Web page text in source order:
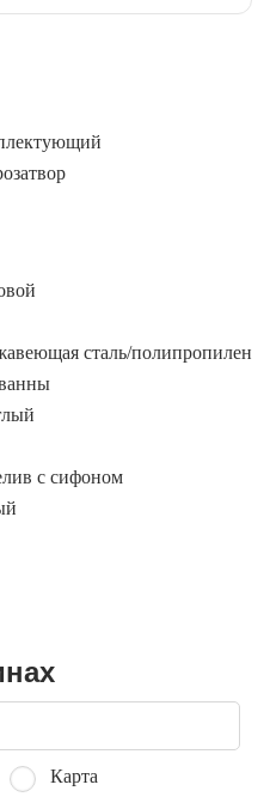
сталь/полипропилен
с сифоном
Карта